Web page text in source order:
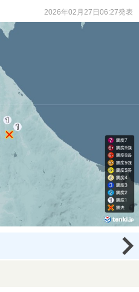
2026年02月27日06:27発表